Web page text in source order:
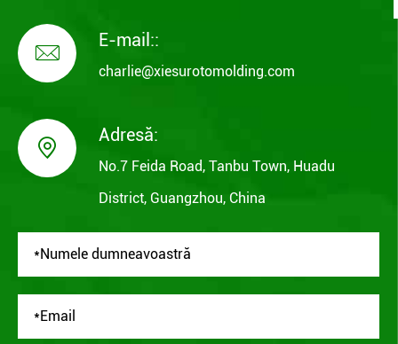
 E-mail::
charlie@xiesurotomolding.com
 Adresă:
No.7 Feida Road, Tanbu Town, Huadu
District, Guangzhou, China